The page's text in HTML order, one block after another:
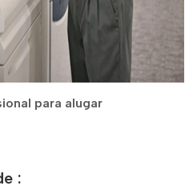
para alugar
: